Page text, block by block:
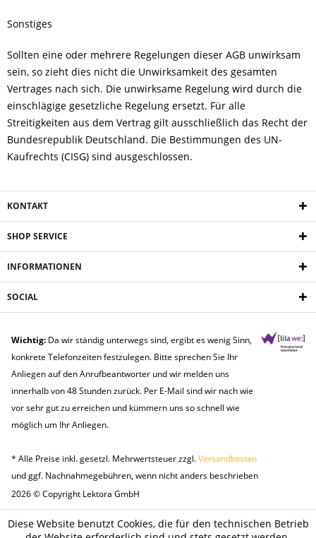
Sonstiges
Sollten eine oder mehrere Regelungen dieser AGB unwirksam
sein, so zieht dies nicht die Unwirksamkeit des gesamten
Vertrages nach sich. Die unwirksame Regelung wird durch die
einschlägige gesetzliche Regelung ersetzt. Für alle
Streitigkeiten aus dem Vertrag gilt ausschließlich das Recht der
Bundesrepublik Deutschland. Die Bestimmungen des UN-
Kaufrechts (CISG) sind ausgeschlossen.
KONTAKT
SHOP SERVICE
INFORMATIONEN
SOCIAL
Wichtig: Da wir ständig unterwegs sind, ergibt es wenig Sinn,
konkrete Telefonzeiten festzulegen. Bitte sprechen Sie Ihr
Anliegen auf den Anrufbeantworter und wir melden uns
innerhalb von 48 Stunden zurück. Per E-Mail sind wir nach wie
vor sehr gut zu erreichen und kümmern uns so schnell wie
möglich um Ihr Anliegen.
* Alle Preise inkl. gesetzl. Mehrwertsteuer zzgl.Versandkosten
und ggf. Nachnahmegebühren, wenn nicht anders beschrieben
2026 © Copyright Lektora GmbH
Diese Website benutzt Cookies, die für den technischen Betrieb